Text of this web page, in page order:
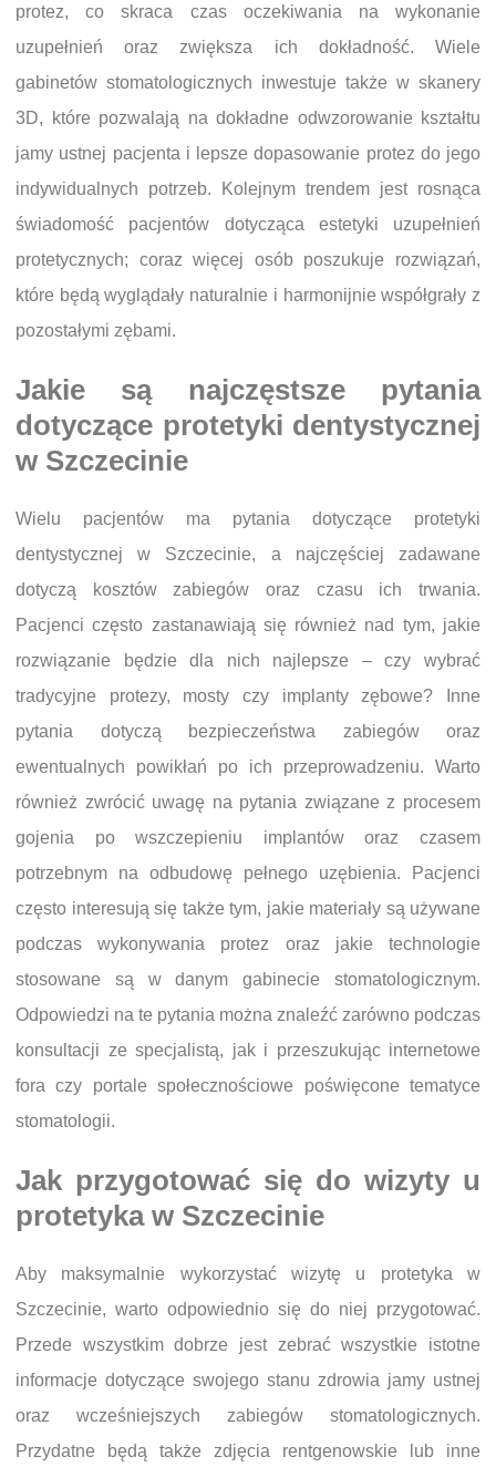
protez, co skraca czas oczekiwania na wykonanie
uzupełnień oraz zwiększa ich dokładność. Wiele
gabinetów stomatologicznych inwestuje także w skanery
3D, które pozwalają na dokładne odwzorowanie kształtu
jamy ustnej pacjenta i lepsze dopasowanie protez do jego
indywidualnych potrzeb. Kolejnym trendem jest rosnąca
świadomość pacjentów dotycząca estetyki uzupełnień
protetycznych; coraz więcej osób poszukuje rozwiązań,
które będą wyglądały naturalnie i harmonijnie współgrały z
pozostałymi zębami.
Jakie są najczęstsze pytania
dotyczące protetyki dentystycznej
w Szczecinie
Wielu pacjentów ma pytania dotyczące protetyki
dentystycznej w Szczecinie, a najczęściej zadawane
dotyczą kosztów zabiegów oraz czasu ich trwania.
Pacjenci często zastanawiają się również nad tym, jakie
rozwiązanie będzie dla nich najlepsze – czy wybrać
tradycyjne protezy, mosty czy implanty zębowe? Inne
pytania dotyczą bezpieczeństwa zabiegów oraz
ewentualnych powikłań po ich przeprowadzeniu. Warto
również zwrócić uwagę na pytania związane z procesem
gojenia po wszczepieniu implantów oraz czasem
potrzebnym na odbudowę pełnego uzębienia. Pacjenci
często interesują się także tym, jakie materiały są używane
podczas wykonywania protez oraz jakie technologie
stosowane są w danym gabinecie stomatologicznym.
Odpowiedzi na te pytania można znaleźć zarówno podczas
konsultacji ze specjalistą, jak i przeszukując internetowe
fora czy portale społecznościowe poświęcone tematyce
stomatologii.
Jak przygotować się do wizyty u
protetyka w Szczecinie
Aby maksymalnie wykorzystać wizytę u protetyka w
Szczecinie, warto odpowiednio się do niej przygotować.
Przede wszystkim dobrze jest zebrać wszystkie istotne
informacje dotyczące swojego stanu zdrowia jamy ustnej
oraz wcześniejszych zabiegów stomatologicznych.
Przydatne będą także zdjęcia rentgenowskie lub inne